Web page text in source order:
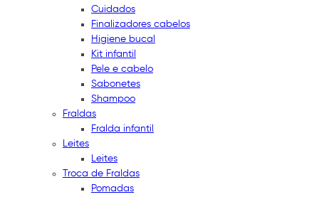
Cuidados
Finalizadores cabelos
Higiene bucal
Kit infantil
Pele e cabelo
Sabonetes
Shampoo
Fraldas
Fralda infantil
Leites
Leites
Troca de Fraldas
Pomadas